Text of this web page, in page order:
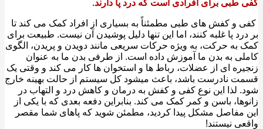
طبی برای افرادی است که درد پا دارند.
و کفش های طبی مطمئناً به بسیاری از افراد کمک می کند تا
پا غلبه کنند، اما این تنها دلیل پوشیدن آن نیست. طبیعت برای
به حرکت، به ویژه حرکات سریعی مانند دویدن و پریدن، الگوی
به بدن ما آموزش داده است. از طرفی بدن ما به عنوان
ای از عضلات، رباط ها و استخوان ها کار می کند و وقتی یک
نادرست باشد، باعث میشود کل سیستم از حالت بهینه خارج
لذا این نوع کفی و کفش به درمان و کاهش درد و التهاب در
باسن و کمر کمک می کند. بنابراین دفعه بعدی که با یکی از
مفاصل مشکل پیدا کردید، مطمئن شوید که پاهای شما مقصر
نیستند!